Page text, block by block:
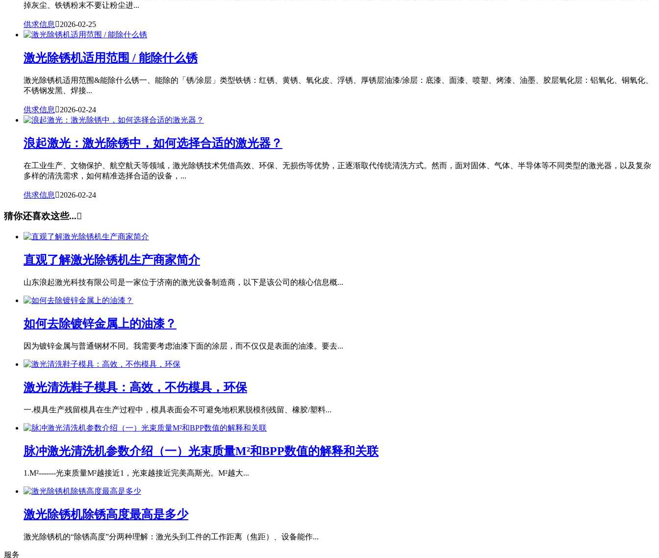
掉灰尘、铁锈粉末不要让粉尘进...
供求信息 2026-02-25
激光除锈机适用范围 / 能除什么锈
激光除锈机适用范围&能除什么锈一、能除的「锈/涂层」类型铁锈：红锈、黄锈、氧化皮、浮锈、厚锈层油漆/涂层：底漆、面漆、喷塑、烤漆、油墨、胶层氧化层：铝氧化、铜氧化、
不锈钢发黑、焊接...
供求信息 2026-02-24
浪起激光：激光除锈中，如何选择合适的激光器？
在工业生产、文物保护、航空航天等领域，激光除锈技术凭借高效、环保、无损伤等优势，正逐渐取代传统清洗方式。然而，面对固体、气体、半导体等不同类型的激光器，以及复杂
多样的清洗需求，如何精准选择合适的设备，...
供求信息 2026-02-24
猜你还喜欢这些...
直观了解激光除锈机生产商家简介
山东浪起激光科技有限公司是一家位于济南的激光设备制造商，以下是该公司的核心信息概...
如何去除镀锌金属上的油漆？
因为镀锌金属与普通钢材不同。我需要考虑油漆下面的涂层，而不仅仅是表面的油漆。要去...
激光清洗鞋子模具：高效，不伤模具，环保
一.模具生产残留模具在生产过程中，模具表面会不可避免地积累脱模剂残留、橡胶/塑料...
脉冲激光清洗机参数介绍（一）光束质量M²和BPP数值的解释和关联
1.M²-------光束质量M²越接近1，光束越接近完美高斯光。M²越大...
激光除锈机除锈高度最高是多少
激光除锈机的“除锈高度”分两种理解：激光头到工件的工作距离（焦距）、设备能作...
服务